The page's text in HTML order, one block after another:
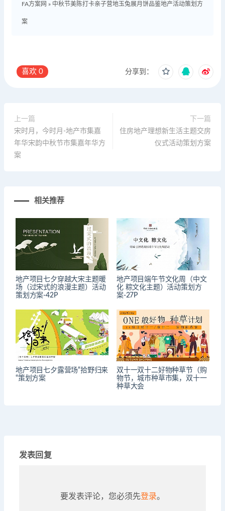
FA方案网 » 中秋节美陈打卡亲子营地玉兔展月饼品鉴地产活动策划方
案
喜欢 0 分享到：
上一篇
宋时月，今时月-地产市集嘉
年华宋韵中秋节市集嘉年华方
案
下一篇
住房地产理想新生活主题交房
仪式活动策划方案
相关推荐
地产项目七夕穿越大宋主题暖
场（过宋式的浪漫主题）活动
策划方案-42P
地产项目端午节文化周（中文
化 粽文化主题）活动策划方
案-27P
地产项目七夕露营场“拾野归来
“策划方案
双十一双十二好物种草节（购
物节，城市种草市集，双十一
种草大会
发表回复
要发表评论，您必须先登录。